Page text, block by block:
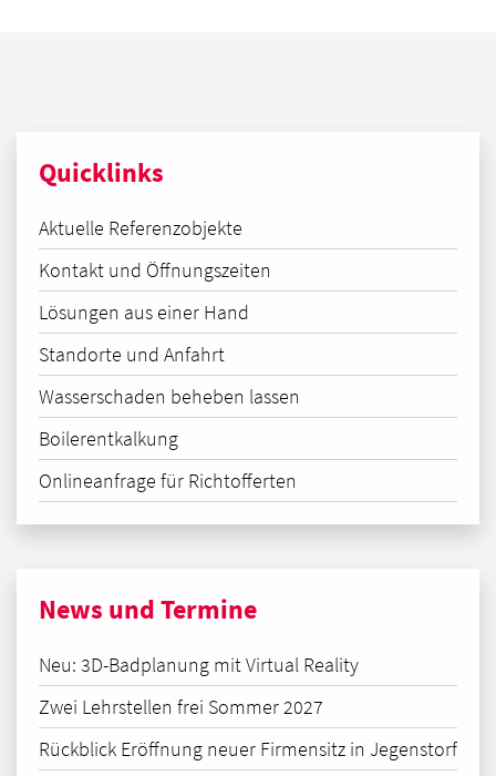
Quicklinks
Aktuelle Referenzobjekte
Kontakt und Öffnungszeiten
Lösungen aus einer Hand
Standorte und Anfahrt
Wasserschaden beheben lassen
Boilerentkalkung
Onlineanfrage für Richtofferten
News und Termine
Neu: 3D-Badplanung mit Virtual Reality
Zwei Lehrstellen frei Sommer 2027
Rückblick Eröffnung neuer Firmensitz in Jegenstorf